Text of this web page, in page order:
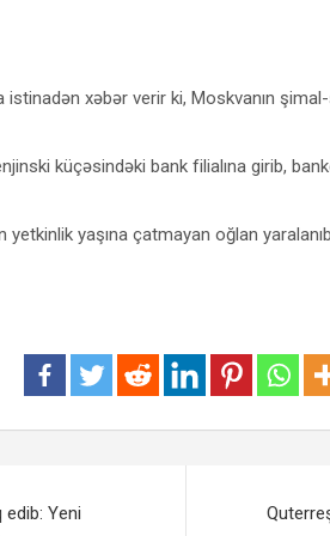
istinadən xəbər verir ki, Moskvanın
küçəsindəki bank filialına girib,
yaşına çatmayan oğlan
edib: Yeni